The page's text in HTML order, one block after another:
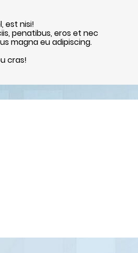
est nisi!
penatibus, eros et nec
magna eu adipiscing.
cras!